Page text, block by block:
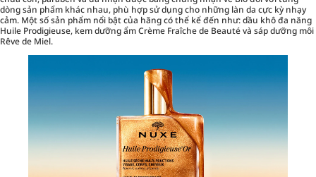
dòng sản phẩm khác nhau, phù hợp sử dụng cho những làn da cực kỳ nhạy
cảm. Một số sản phẩm nổi bật của hãng có thể kể đến như: dầu khô đa năng
Huile Prodigieuse, kem dưỡng ẩm Crème Fraîche de Beauté và sáp dưỡng môi
Rêve de Miel.